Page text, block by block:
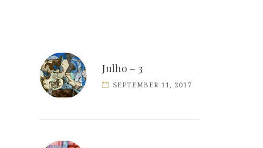
Julho – 3
SEPTEMBER 11, 2017